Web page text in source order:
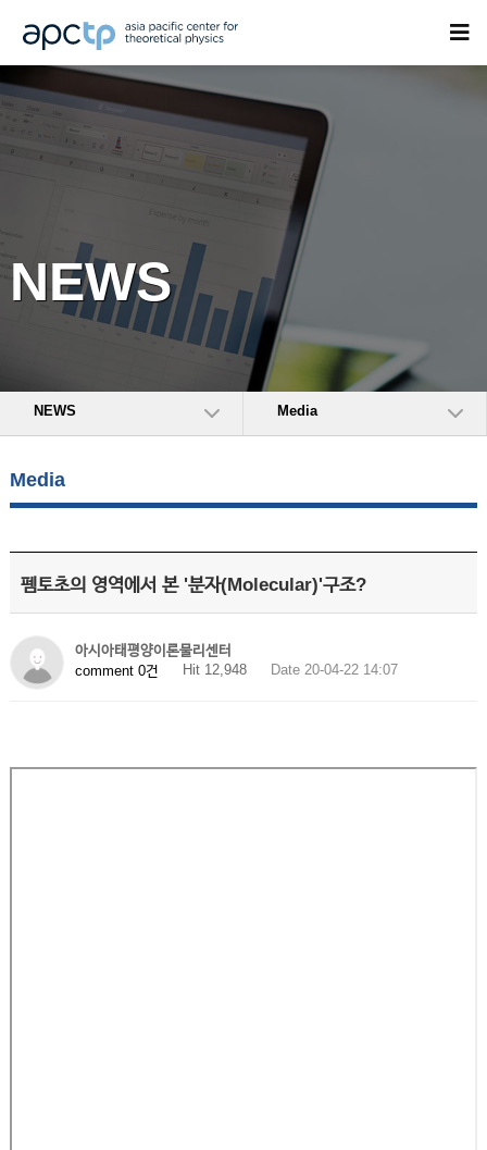
NEWS
NEWS Media
Media
펨토초의 영역에서 본 '분자(Molecular)'구조?
아시아태평양이론물리센터
comment 0건
Hit 12,948 Date 20-04-22 14:07